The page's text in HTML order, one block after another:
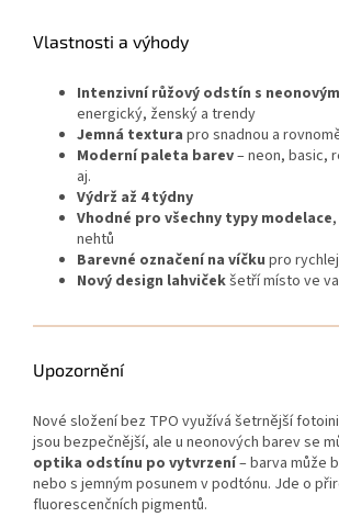
Vlastnosti a výhody
Intenzivní růžový odstín s
energický, ženský a trendy
Jemná textura pro snadnou a
Moderní paleta barev– neon, basic,
aj.
Výdrž až 4 týdny
Vhodné pro všechny typy modelace
nehtů
Barevné označení na víčku pro
Nový design lahvičekšetří místo ve
Upozornění
Nové složení bez TPO využívá šetrnější
jsou bezpečnější, ale u neonových barev se
optika odstínu po vytvrzení– barva může
nebo s jemným posunem v podtónu. Jde o
fluorescenčních pigmentů.